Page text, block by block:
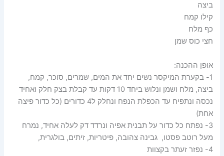
ביצה
קילו קמח
כף מלח
חצי כוס שמן
אופן ההכנה:
1- בקערת המיקסר נשים יחד את המים, שמרים, סוכר, קמח,
ביצה, מלח ושמן ונלוש ביחד 10 דקות עד קבלת בצק חלק ואחיד
נכסה ונתפיח עד הכפלת הנפח ונחלק ל4 כדורים (כל כדור פיצה
אחת)
3- נפתח כל כדור על תבנית אפיה ונרדד דק לעלה אחיד, נמרח
מעל רוטב פסטו, גבינה צהובה, פיטריות, זיתים, בולגרית,
4- נפזר זעתר בקצוות